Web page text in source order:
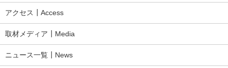
アクセス┃Access
取材メディア┃Media
ニュース一覧┃News